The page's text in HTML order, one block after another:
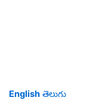
English తెలుగు